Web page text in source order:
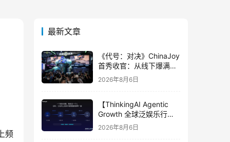
频
最新文章
《代号：对决》ChinaJoy
首秀收官：从线下爆满看
见玩家的真实期待
2026年8月6日
【ThinkingAI Agentic
Growth 全球泛娱乐行业
峰会】Agent 时代，人到
2026年8月6日